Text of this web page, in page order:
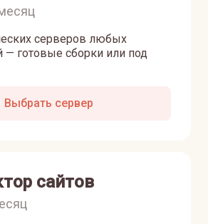
серверов любых
— готовые сборки или под
Выбрать сервер
сайтов